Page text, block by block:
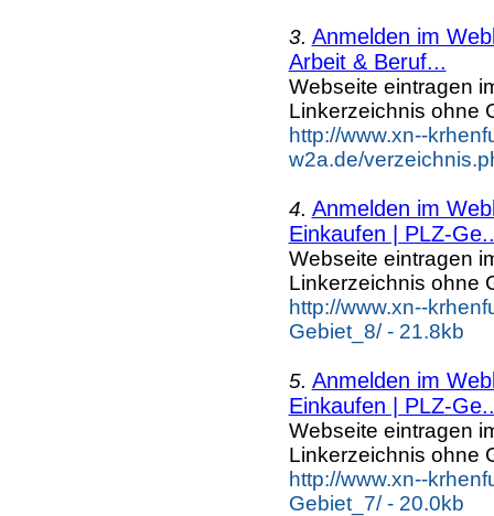
3. Anmelden im
Arbeit & Beruf...
Webseite eintragen
Linkerzeichnis ohne
http://www.xn--
w2a.de/
4. Anmelden im
Einkaufen | PLZ-
Webseite eintragen
Linkerzeichnis ohne
http://www.xn--
Gebiet_8/ - 21.8kb
5. Anmelden im
Einkaufen | PLZ-
Webseite eintragen
Linkerzeichnis ohne
http://www.xn--
Gebiet_7/ - 20.0kb